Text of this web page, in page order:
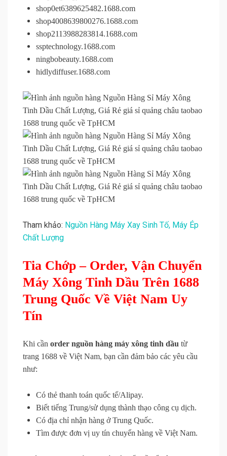
shop0et6389625482.1688.com
shop4008639800276.1688.com
shop2113988283814.1688.com
ssptechnology.1688.com
ningbobeauty.1688.com
hidlydiffuser.1688.com
Tham khảo: Nguồn Hàng Máy Xay Sinh Tố, Máy Ép
Chất Lượng
Tia Chớp – Order, Vận Chuyển
Máy Xông Tinh Dầu Trên 1688
Trung Quốc Về Việt Nam Uy
Tín
Khi cần order nguồn hàng máy xông tinh dầu từ
trang 1688 về Việt Nam, bạn cần đảm bảo các yêu cầu
như:
Có thẻ thanh toán quốc tế/Alipay.
Biết tiếng Trung/sử dụng thành thạo công cụ dịch.
Có địa chỉ nhận hàng ở Trung Quốc.
Tìm được đơn vị uy tín chuyển hàng về Việt Nam.